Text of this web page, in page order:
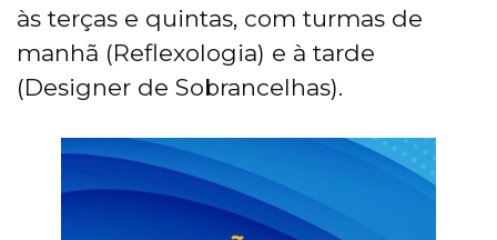
às terças e quintas, com turmas de
manhã (Reflexologia) e à tarde
(Designer de Sobrancelhas).